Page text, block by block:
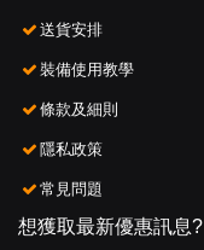
送貨安排
裝備使用教學
條款及細則
隱私政策
常見問題
想獲取最新優惠訊息?